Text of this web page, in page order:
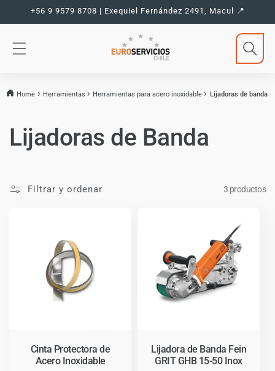
directamente
al contenido
+56 9 9579 8708 | Exequiel Fernández 2491, Macul 📍
Home Herramientas Herramientas para acero inoxidable Lijadoras de banda
C
l
Lijadoras de Banda
Filtrar y ordenar 3 productos
Cinta Protectora de
Acero Inoxidable
Lijadora de Banda Fein
GRIT GHB 15-50 Inox